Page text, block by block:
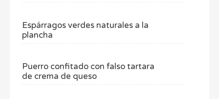
Espárragos verdes naturales a la
plancha
Puerro confitado con falso tartara
de crema de queso